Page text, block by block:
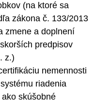
(na ktoré sa
zákona č. 133/2013
zmene a doplnení
predpisov
z.)
nemennosti
riadenia
skúšobné